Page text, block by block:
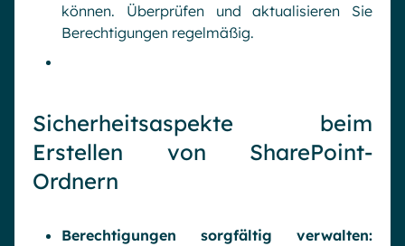
können. Überprüfen und aktualisieren Sie
Berechtigungen regelmäßig.
Sicherheitsaspekte beim
Erstellen von SharePoint-
Ordnern
Berechtigungen sorgfältig verwalten: